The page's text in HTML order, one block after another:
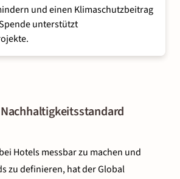
und einen Klimaschutzbeitrag
unterstützt
Hotels messbar zu machen und
zu definieren, hat der Global